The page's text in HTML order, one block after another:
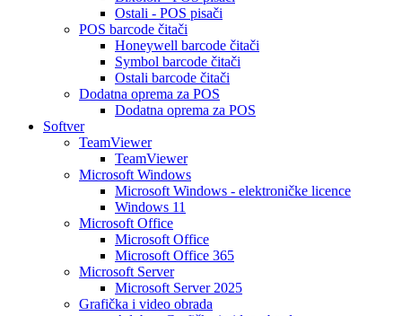
Ostali - POS pisači
POS barcode čitači
Honeywell barcode čitači
Symbol barcode čitači
Ostali barcode čitači
Dodatna oprema za POS
Dodatna oprema za POS
Softver
TeamViewer
TeamViewer
Microsoft Windows
Microsoft Windows - elektroničke licence
Windows 11
Microsoft Office
Microsoft Office
Microsoft Office 365
Microsoft Server
Microsoft Server 2025
Grafička i video obrada